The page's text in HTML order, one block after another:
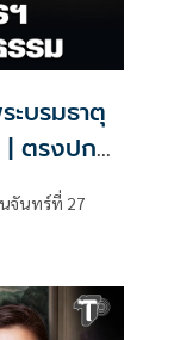
ะบรมธาตุ
จันทร์ที่ 27